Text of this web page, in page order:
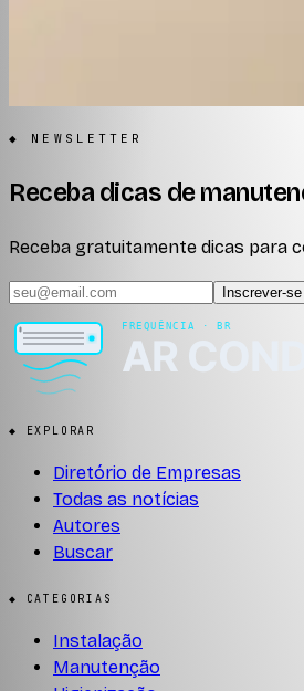
◆ NEWSLETTER
Receba dicas de
Receba gratuitamente dicas para
Inscrever-
◆ EXPLORAR
Diretório de Empresas
Todas as notícias
Autores
Buscar
◆ CATEGORIAS
Instalação
Manutenção